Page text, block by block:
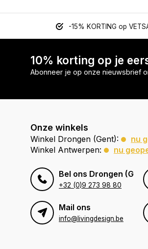
-15% KORTING op
10% korting op je
Abonneer je op onze nieuwsbrief
Onze winkels
Winkel Drongen (Gent):
nu
Winkel Antwerpen:
nu
Bel ons Drongen (Gent)
+32 (0)9 273 98 80
Mail ons
info@livingdesign.be